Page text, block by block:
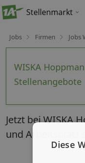
Stellenmarkt
Jobs Firmen Jobs
WISKA
Stellenangebote
Jetzt bei WISKA
und Arbeitsplatz
Diese